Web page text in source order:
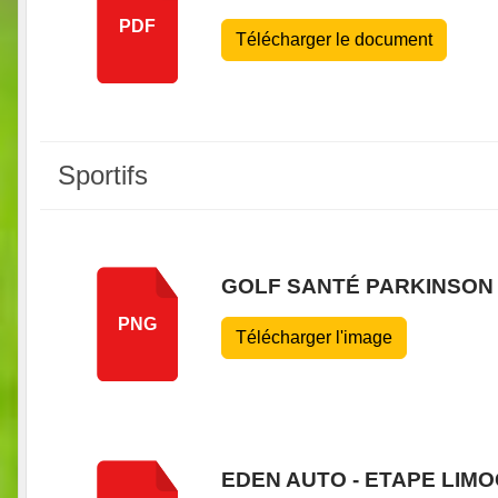
PDF
Télécharger le document
Sportifs
PNG
GOLF SANTÉ PARKINSON
Télécharger l'image
EDEN AUTO - ETAPE